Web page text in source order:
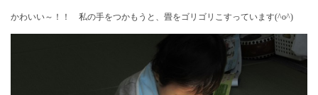
かわいい～！！ 私の手をつかもうと、畳をゴリゴリこすっています(^o^)